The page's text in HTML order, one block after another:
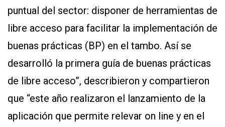
puntual del sector: disponer de herramientas de
libre acceso para facilitar la implementación de
buenas prácticas (BP) en el tambo. Así se
desarrolló la primera guía de buenas prácticas
de libre acceso”, describieron y compartieron
que “este año realizaron el lanzamiento de la
aplicación que permite relevar on line y en el